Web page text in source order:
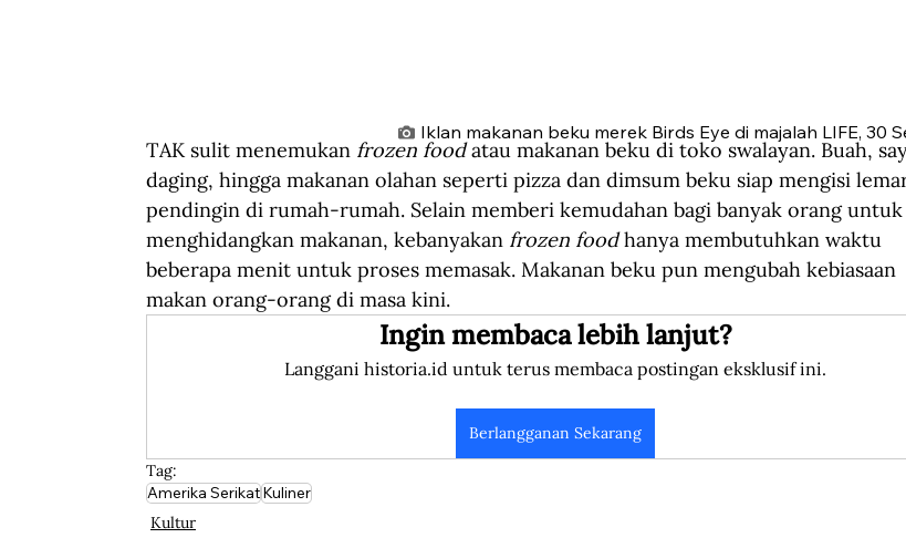
Iklan makanan beku merek Birds Eye di majalah LIFE, 30
TAK sulit menemukan frozen food atau makanan beku di toko swalayan. Buah,
daging, hingga makanan olahan seperti pizza dan dimsum beku siap mengisi
pendingin di rumah-rumah. Selain memberi kemudahan bagi banyak orang untuk
menghidangkan makanan, kebanyakan frozen food hanya membutuhkan waktu
beberapa menit untuk proses memasak. Makanan beku pun mengubah kebiasaan
makan orang-orang di masa kini.
Ingin membaca lebih lanjut?
Langgani historia.id untuk terus membaca postingan eksklusif ini.
Berlangganan Sekarang
Tag:
Amerika SerikatKuliner
Kultur